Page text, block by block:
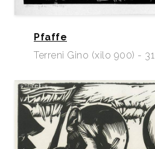
Pfaffe
Terreni Gino (xilo 900) - 31